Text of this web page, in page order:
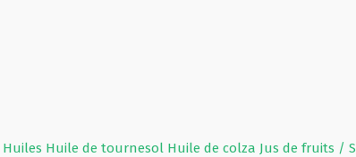
Huiles Huile de tournesol Huile de colza Jus de fruits /